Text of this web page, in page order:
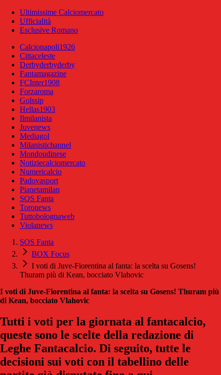
Ultimissime Calciomercato
Ufficialità
Esclusive Romano
Calcionapoli1926
Cittaceleste
Derbyderbyderby
Fantamagazine
FCInter1908
Forzaroma
Golssip
Hellas1903
Ilmilanista
Juvenews
Mediagol
Milanistichannel
Mondoudinese
Notiziecalciomercato
Numericalcio
Padovasport
Pianetamilan
SOS Fanta
Toronews
Tuttobolognaweb
Violanews
SOS Fanta
BOX Focus
I voti di Juve-Fiorentina al fanta: la scelta su Gosens!
Thuram più di Kean, bocciato Vlahovic
I voti di Juve-Fiorentina al fanta: la scelta su Gosens! Thuram più
di Kean, bocciato Vlahovic
Tutti i voti per la giornata al fantacalcio,
queste sono le scelte della redazione di
Leghe Fantacalcio. Di seguito, tutte le
decisioni sui voti con il tabellino delle